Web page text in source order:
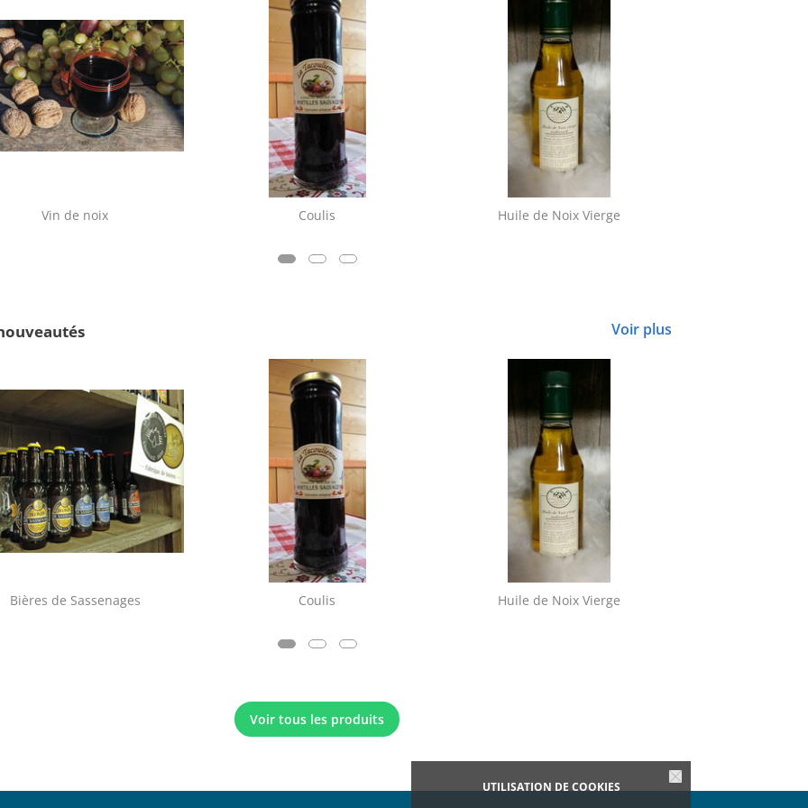
UTILISATION DE COOKIES
Vin de noix Coulis Huile de Noix Vierge
Voir plus
Bières de Sassenages Coulis Huile de Noix Vierge
Voir tous les produits